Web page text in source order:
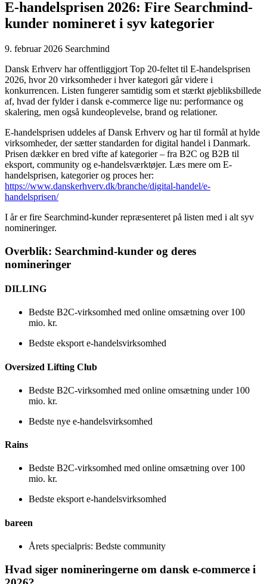
People
E-handelsprisen 2026: Fire Searchmind-
kunder nomineret i syv kategorier
9. februar 2026 Searchmind
Dansk Erhverv har offentliggjort Top 20-feltet til E-handelsprisen
2026, hvor 20 virksomheder i hver kategori går videre i
konkurrencen. Listen fungerer samtidig som et stærkt øjebliksbillede
skalering, men også kundeoplevelse, brand og relationer.
E-handelsprisen uddeles af Dansk Erhverv og har til formål at hylde
virksomheder, der sætter standarden for digital handel i Danmark.
Prisen dækker en bred vifte af kategorier – fra B2C og B2B til
eksport, community og e-handelsværktøjer. Læs mere om E-
handelsprisen, kategorier og proces her:
handelsprisen/
nomineringer.
Overblik: Searchmind-kunder og deres
nomineringer
DILLING
mio. kr.
Bedste eksport e-handelsvirksomhed
Oversized Lifting Club
mio. kr.
Rains
mio. kr.
Bedste eksport e-handelsvirksomhed
bareen
Årets specialpris: Bedste community